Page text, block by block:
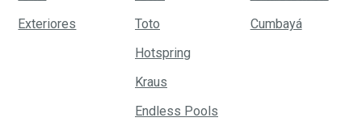
Exteriores
Toto
Hotspring
Kraus
Endless Pools
Cumbayá